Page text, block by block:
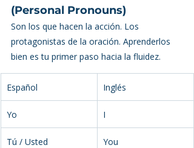
(Personal Pronouns)
Son los que hacen la acción. Los
protagonistas de la oración. Aprenderlos
bien es tu primer paso hacia la fluidez.
Español Inglés
Yo I
Tú / Usted You